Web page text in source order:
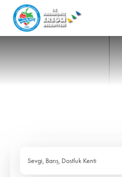
Sevgi, Barış, Dostluk Kenti